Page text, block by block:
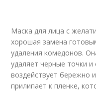
Маска для лица с
хорошая замена
удаления комедонов.
удаляет черные точки
воздействует бережно
прилипает к пленке,